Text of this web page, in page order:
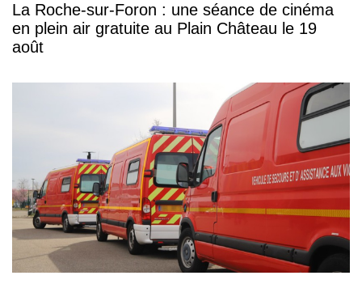
La Roche-sur-Foron : une séance de cinéma
en plein air gratuite au Plain Château le 19
août